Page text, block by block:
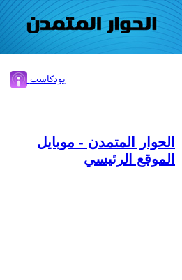
بودكاست
الحوار المتمدن - موبايل
الموقع الرئيسي